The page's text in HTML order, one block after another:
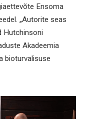
Ensoma
„Autorite seas
Hutchinsoni
Akadeemia
bioturvalisuse